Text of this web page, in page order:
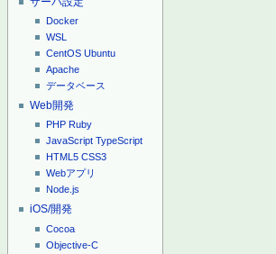
Docker
WSL
CentOS Ubuntu
Apache
データベース
Web開発
PHP Ruby
JavaScript TypeScript
HTML5 CSS3
Webアプリ
Node.js
iOS/開発
Cocoa
Objective-C